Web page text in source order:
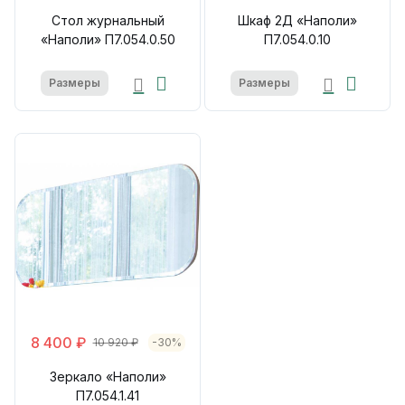
Стол журнальный
«Наполи» П7.054.0.50
Размеры
Шкаф 2Д «Наполи»
П7.054.0.10
Размеры
8 400 ₽ 10 920 ₽ -30%
Зеркало «Наполи»
П7.054.1.41